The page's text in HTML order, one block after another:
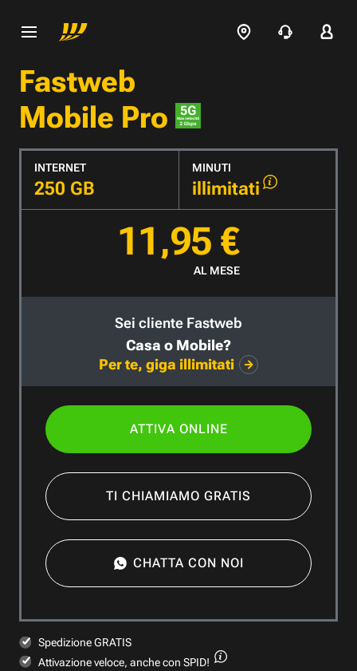
Fastweb
Mobile Pro
INTERNET
250 GB
MINUTI
illimitati
11,95 €
AL MESE
Sei cliente Fastweb
Casa o Mobile?
Per te, giga illimitati
ATTIVA ONLINE
TI CHIAMIAMO GRATIS
CHATTA CON NOI
Spedizione GRATIS
Attivazione veloce, anche con SPID!